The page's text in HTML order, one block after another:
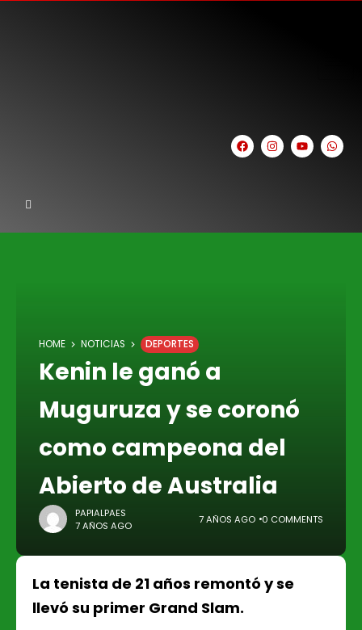
HOME NOTICIAS DEPORTES
Kenin le ganó a
Muguruza y se coronó
como campeona del
Abierto de Australia
PAPIALPAES
7 AÑOS AGO
7 AÑOS AGO 0 COMMENTS
La tenista de 21 años remontó y se
llevó su primer Grand Slam.